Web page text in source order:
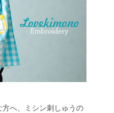
へ、ミシン刺しゅうの